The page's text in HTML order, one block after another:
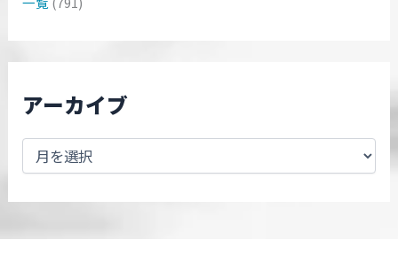
アーカイブ